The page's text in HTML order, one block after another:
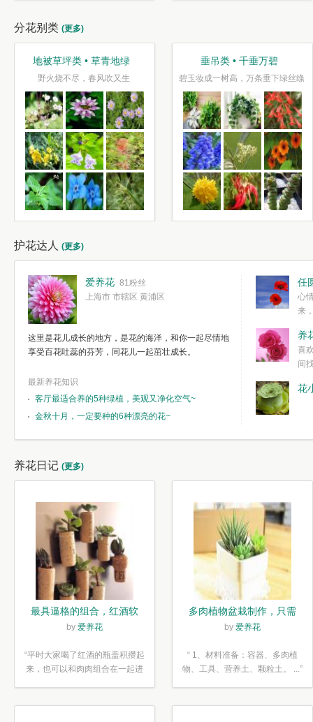
分花别类 (更多)
地被草坪类 • 草青地绿
野火烧不尽，春风吹又生
垂吊类 • 千垂万碧
碧玉妆成一树高，万条垂下绿丝绦
护花达人 (更多)
爱养花 81粉丝
上海市 市辖区 黄浦区
这里是花儿成长的地方，是花的海洋，和你一起尽情地
享受百花吐蕊的芬芳，同花儿一起茁壮成长。
最新养花知识
客厅最适合养的5种绿植，美观又净化空气~
金秋十月，一定要种的6种漂亮的花~
任
心
来
简单愉快的心
我们自己复杂
养
喜
间
花
养花日记 (更多)
最具逼格的组合，红酒软
木塞diy多肉植物盆栽
by 爱养花
“平时大家喝了红酒的瓶盖积攒起
来，也可以和肉肉组合在一起进
多肉植物盆栽制作，只需
简单6步
by 爱养花
“ 1、材料准备：容器、多肉植
物、工具、营养土、颗粒土。 ...”